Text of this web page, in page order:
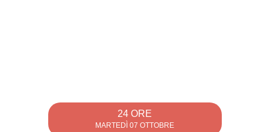
24 ORE
MARTEDÌ 07 OTTOBRE